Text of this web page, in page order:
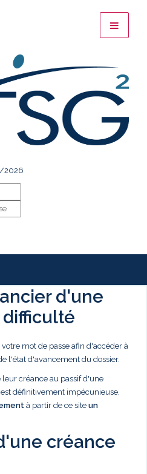
2026
d'une
mot de passe afin d'accéder à
l'état d'avancement du dossier.
créance au passif d'une
définitivement impécunieuse,
à partir de ce site un
créance